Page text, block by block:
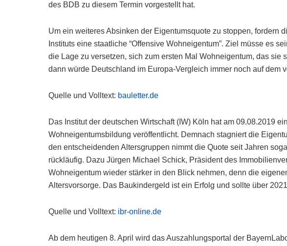
des BDB zu diesem Termin vorgestellt hat.
Um ein weiteres Absinken der Eigentumsquote zu stoppen, fordern
Instituts eine staatliche “Offensive Wohneigentum”. Ziel müsse es
die Lage zu versetzen, sich zum ersten Mal Wohneigentum, das sie
dann würde Deutschland im Europa-Vergleich immer noch auf dem
Quelle und Volltext: bauletter.de
Das Institut der deutschen Wirtschaft (IW) Köln hat am 09.08.2019
Wohneigentumsbildung veröffentlicht. Demnach stagniert die
den entscheidenden Altersgruppen nimmt die Quote seit Jahren
rückläufig. Dazu Jürgen Michael Schick, Präsident des
Wohneigentum wieder stärker in den Blick nehmen, denn die
Altersvorsorge. Das Baukindergeld ist ein Erfolg und sollte über
Quelle und Volltext: ibr-online.de
Ab dem heutigen 8. April wird das Auszahlungsportal der